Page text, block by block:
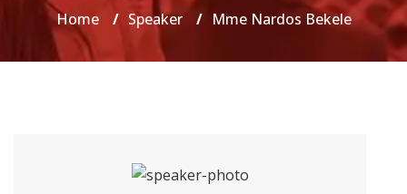
Home / Speaker / Mme Nardos Bekele